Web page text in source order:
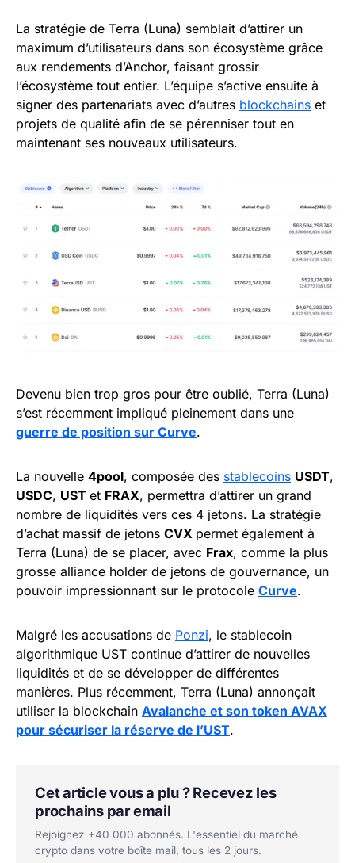
La stratégie de Terra (Luna) semblait d’attirer un
maximum d’utilisateurs dans son écosystème grâce
aux rendements d’Anchor, faisant grossir
l’écosystème tout entier. L’équipe s’active ensuite à
signer des partenariats avec d’autres blockchains et
projets de qualité afin de se pérenniser tout en
maintenant ses nouveaux utilisateurs.
Devenu bien trop gros pour être oublié, Terra (Luna)
s’est récemment impliqué pleinement dans une
guerre de position sur Curve.
La nouvelle 4pool, composée des stablecoins USDT,
USDC, UST et FRAX, permettra d’attirer un grand
nombre de liquidités vers ces 4 jetons. La stratégie
d’achat massif de jetons CVX permet également à
Terra (Luna) de se placer, avec Frax, comme la plus
grosse alliance holder de jetons de gouvernance, un
pouvoir impressionnant sur le protocole Curve.
Malgré les accusations de Ponzi, le stablecoin
algorithmique UST continue d’attirer de nouvelles
liquidités et de se développer de différentes
manières. Plus récemment, Terra (Luna) annonçait
utiliser la blockchain Avalanche et son token AVAX
pour sécuriser la réserve de l’UST.
Cet article vous a plu ? Recevez les
prochains par email
Rejoignez +40 000 abonnés. L'essentiel du marché
crypto dans votre boîte mail, tous les 2 jours.